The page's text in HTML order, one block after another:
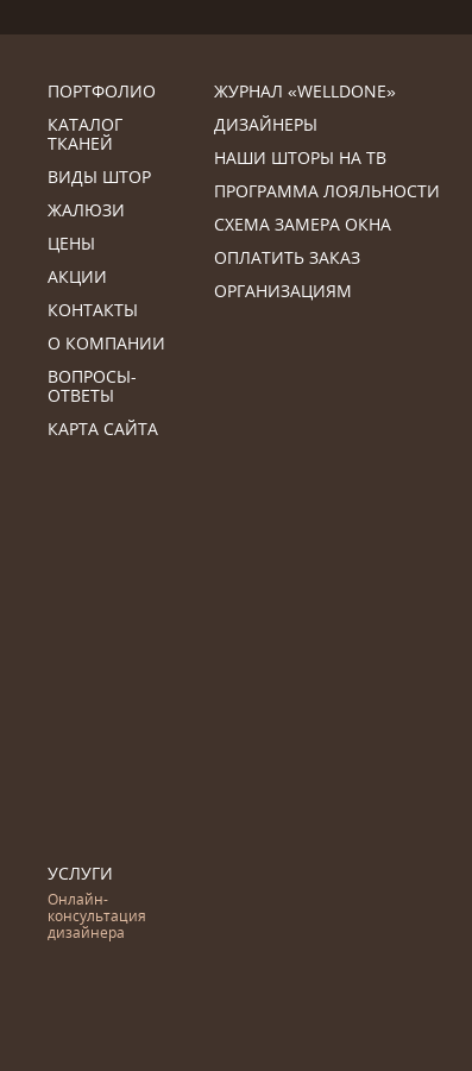
ПОРТФОЛИО
КАТАЛОГ
ТКАНЕЙ
ВИДЫ ШТОР
ЖАЛЮЗИ
ЦЕНЫ
АКЦИИ
КОНТАКТЫ
О КОМПАНИИ
ВОПРОСЫ-
ОТВЕТЫ
КАРТА САЙТА
ЖУРНАЛ «WELLDONE»
ДИЗАЙНЕРЫ
НАШИ ШТОРЫ НА ТВ
ПРОГРАММА ЛОЯЛЬНОСТИ
СХЕМА ЗАМЕРА ОКНА
ОПЛАТИТЬ ЗАКАЗ
ОРГАНИЗАЦИЯМ
УСЛУГИ
Онлайн-
консультация
дизайнера